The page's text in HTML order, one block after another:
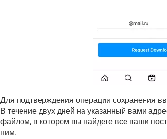
Для подтверждения операции сохранения
В течение двух дней на указанный вами
файлом, в котором вы найдете все ваши
ним.